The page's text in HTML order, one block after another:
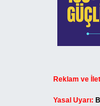
Reklam ve
Yasal Uyarı: